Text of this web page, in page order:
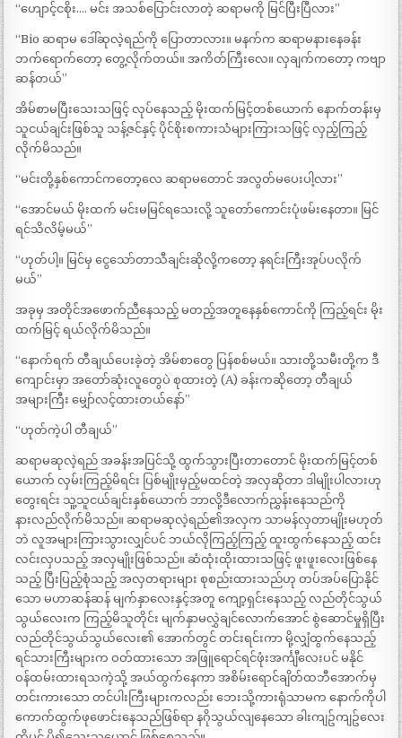
“ဟျောင့်ငစိုး…. မင်း အသစ်ပြောင်းလာတဲ့ ဆရာမကို မြင်ပြီးပြီလား”
“Bio ဆရာမ ဒေါ်​ဆုလဲ့ရည်ကို ပြောတာလား။ မနက်က ဆရာမနားနေခန်း
ဘက်ရောက်တော့ တွေ့လိုက်တယ်။ အကိတ်ကြီးလေ။ လှချက်ကတော့ ကဗျာ
ဆန်တယ်”
အိမ်စာမပြီးသေးသဖြင့် လုပ်နေသည့် မိုးထက်မြင့်တစ်ယောက် နောက်တန်းမှ
သူငယ်ချင်းဖြစ်သူ သန့်ဇင်နှင့် ပိုင်စိုးစကားသံများကြားသဖြင့် လှည့်ကြည့်
လိုက်မိသည်။
“မင်းတို့နှစ်ကောင်ကတော့လေ ဆရာမတောင် အလွတ်မပေးပါ့လား”
“အောင်မယ် မိုးထက် မင်းမမြင်ရသေးလို့ သူတော်ကောင်းပုံဖမ်းနေတာ။ မြင်
ရင်သိလိမ့်မယ်”
“ဟုတ်ပါ့။ မြင်မှ ငွေသော်တာသီချင်းဆိုလို့ကတော့ နရင်းကြီးအုပ်ပလိုက်
မယ်”
အခုမှ အတိုင်အဖောက်ညီနေသည့် မတည့်အတူနေနှစ်ကောင်ကို ကြည့်ရင်း မိုး
ထက်မြင့် ရယ်လိုက်မိသည်။
“နောက်ရက် တီချယ်ပေးခဲ့တဲ့ အိမ်စာတွေ ပြန်စစ်မယ်။ သားတို့သမီးတို့က ဒီ
ကျောင်းမှာ အတော်ဆုံးလူတွေပဲ စုထားတဲ့ (A) ခန်းကဆိုတော့ တီချယ်
အများကြီး မျှော်လင့်ထားတယ်နော်”
“ဟုတ်ကဲ့ပါ တီချယ်”
ဆရာမဆုလဲ့ရည် အခန်းအပြင်သို့ ထွက်သွားပြီးတာတောင် မိုးထက်မြင့်တစ်
ယောက် လှမ်းကြည့်မိရင်း ပြစ်မျိုးမှည့်မထင်တဲ့ အလှဆိုတာ ဒါမျိုးပါလားဟု
တွေးရင်း သူ့သူငယ်ချင်းနှစ်ယောက် ဘာလို့ဒီလောက်ညွှန်းနေသည်ကို
နားလည်လိုက်မိသည်။ ဆရာမဆုလဲ့ရည်၏အလှက သာမန်လှတာမျိုးမဟုတ်
ဘဲ လူအများကြားသွားလျှင်ပင် ဘယ်လိုကြည့်ကြည့် ထူးထွက်နေသည့် ထင်း
လင်းလှပသည့် အလှမျိုးဖြစ်သည်။ ဆံထုံးထိုးထားသဖြင့် ဖူးဖူးလေးဖြစ်နေ
သည့် ပြီးပြည့်စုံသည့် အလှတရားများ စုစည်းထားသည်ဟု တပ်အပ်ပြောနိုင်
သော မဟာဆန်ဆန် မျက်နှာလေးနှင့်အတူ ကျော့ရှင်းနေသည့် လည်တိုင်သွယ်
သွယ်လေးက ကြည့်မိသူတိုင်း မျက်နှာမလွှဲချင်လောက်အောင် စွဲဆောင်မှုရှိပြီး
လည်တိုင်သွယ်သွယ်လေး၏ အောက်တွင် တင်းရင်းကာ မို့လျှံထွက်နေသည့်
ရင်သားကြီးများက ဝတ်ထားသော အဖြူရောင်ရင်ဖုံးအင်္ကျီလေးပင် မနိုင်
ဝန်ထမ်းထားရသကဲ့သို့ အယ်ထွက်နေကာ အစိမ်းရောင်ချိတ်ထဘီအောက်မှ
တင်းကားသော တင်ပါးကြီးများကလည်း ဘေးသို့ကားရုံသာမက နောက်ကိုပါ
ကောက်ထွက်ဖုဖောင်းနေသည်ဖြစ်ရာ နဂိုသွယ်လျနေသော ခါးကျဥ်ကျဥ်လေး